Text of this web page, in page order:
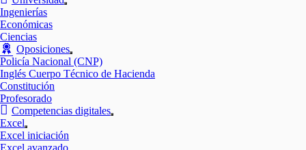
Mostrar
Ingenierías
Económicas
Ciencias
Oposiciones
Mostrar
el
submenú
Policía Nacional (CNP)
Inglés Cuerpo Técnico de Hacienda
Constitución
Profesorado
Competencias digitales
Mostrar
Excel
Mostrar
el
Excel iniciación
Excel avanzado